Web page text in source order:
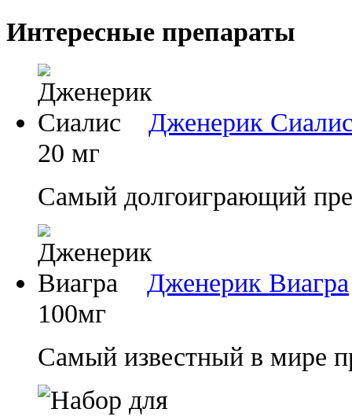
Интересные препараты
Дженерик
20 мг
Самый долгоиграющий
Дженерик Виагра
100мг
Самый известный в мире